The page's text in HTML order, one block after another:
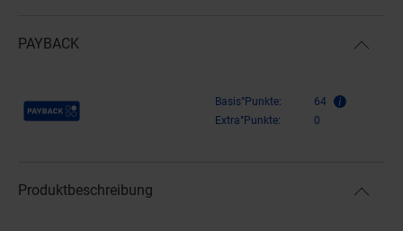
PAYBACK
Payback Punkte Basis°Punkte:
64
Extra°Punkte:
0
Produktbeschreibung